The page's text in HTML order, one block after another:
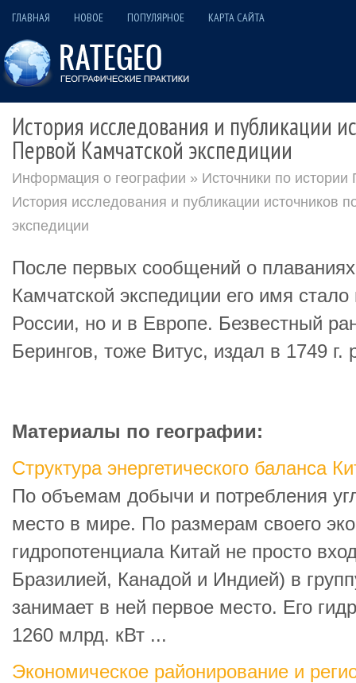
ГЛАВНАЯ НОВОЕ ПОПУЛЯРНОЕ КАРТА САЙТА
История исследования и публикации
Первой Камчатской экспедиции
Информация о географии » Источники по
История исследования и публикации источников
экспедиции
После первых сообщений о
Камчатской экспедиции его имя
России, но и в Европе. Безвестный
Берингов, тоже Витус, издал в 1749
Материалы по географии:
Структура энергетического баланса
По объемам добычи и потребления
место в мире. По размерам своего
гидропотенциала Китай не просто
Бразилией, Канадой и Индией) в
занимает в ней первое место. Его
1260 млрд. кВт ...
Экономическое районирование и